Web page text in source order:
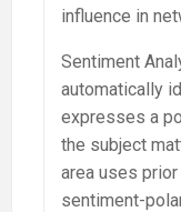
influence in
Sentiment
automatically
expresses a
the subject
area uses
sentiment-